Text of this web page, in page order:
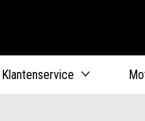
Klantenservice